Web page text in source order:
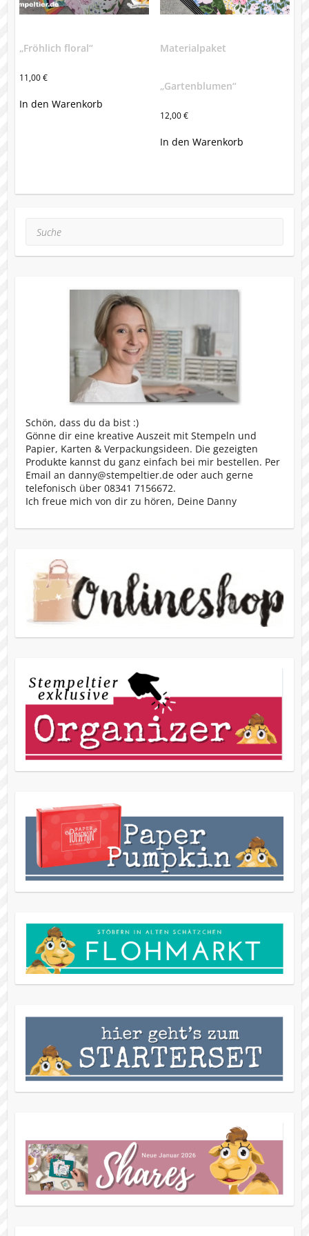
„Fröhlich floral“
11,00€
In den Warenkorb
Materialpaket
„Gartenblumen“
12,00€
In den Warenkorb
Schön, dass du da bist :)
Gönne dir eine kreative Auszeit mit Stempeln und
Papier, Karten & Verpackungsideen. Die gezeigten
Produkte kannst du ganz einfach bei mir bestellen. Per
Email an danny@stempeltier.de oder auch gerne
telefonisch über 08341 7156672.
Ich freue mich von dir zu hören, Deine Danny